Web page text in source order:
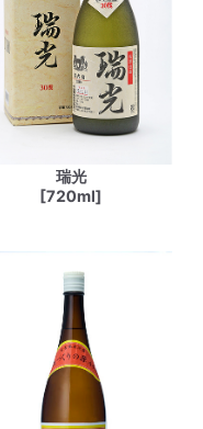
瑞光
[720ml]